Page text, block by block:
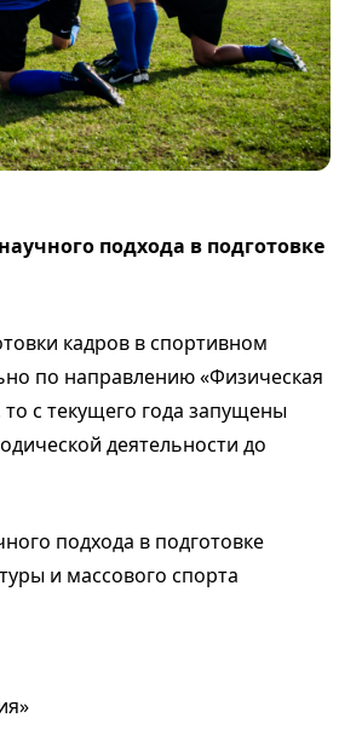
подхода в подготовке
кадров в спортивном
по направлению «Физическая
с текущего года запущены
деятельности до
подхода в подготовке
и массового спорта